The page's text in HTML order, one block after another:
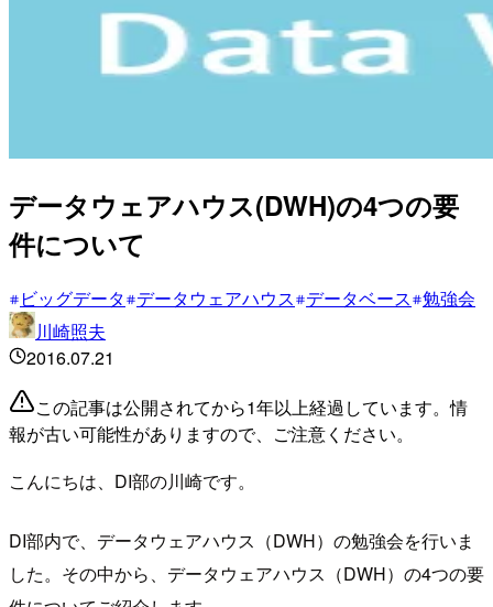
データウェアハウス(DWH)の4つの要
件について
ビッグデータ データウェアハウス データベース 勉強会
川崎照夫
2016.07.21
この記事は公開されてから1年以上経過しています。情
報が古い可能性がありますので、ご注意ください。
こんにちは、DI部の川崎です。
DI部内で、データウェアハウス（DWH）の勉強会を行いま
した。その中から、データウェアハウス（DWH）の4つの要